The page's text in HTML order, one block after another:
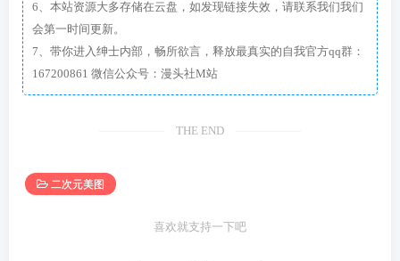
6、本站资源大多存储在云盘，如发现链接失效，请联系我们我们
会第一时间更新。
7、带你进入绅士内部，畅所欲言，释放最真实的自我官方qq群：
167200861 微信公众号：漫头社M站
THE END
二次元美图
喜欢就支持一下吧